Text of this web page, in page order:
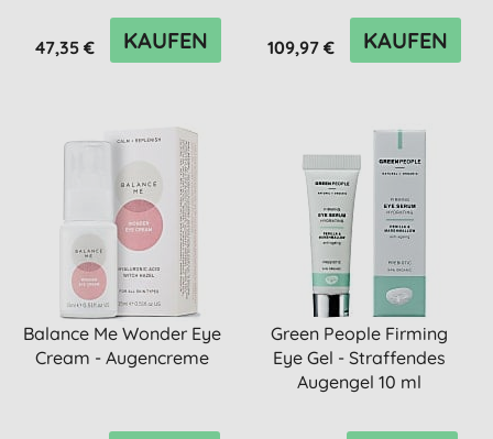
47,35 € KAUFEN 109,97 € KAUFEN
Balance Me Wonder Eye
Cream - Augencreme
Green People Firming
Eye Gel - Straffendes
Augengel 10 ml